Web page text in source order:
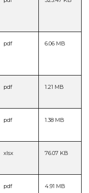
pdf 6.06 MB
pdf 1.21 MB
pdf 1.38 MB
xlsx 76.07 KB
pdf 4.91 MB